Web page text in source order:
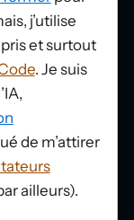
j’utilise
et surtout
. Je suis
de m’attirer
ailleurs).